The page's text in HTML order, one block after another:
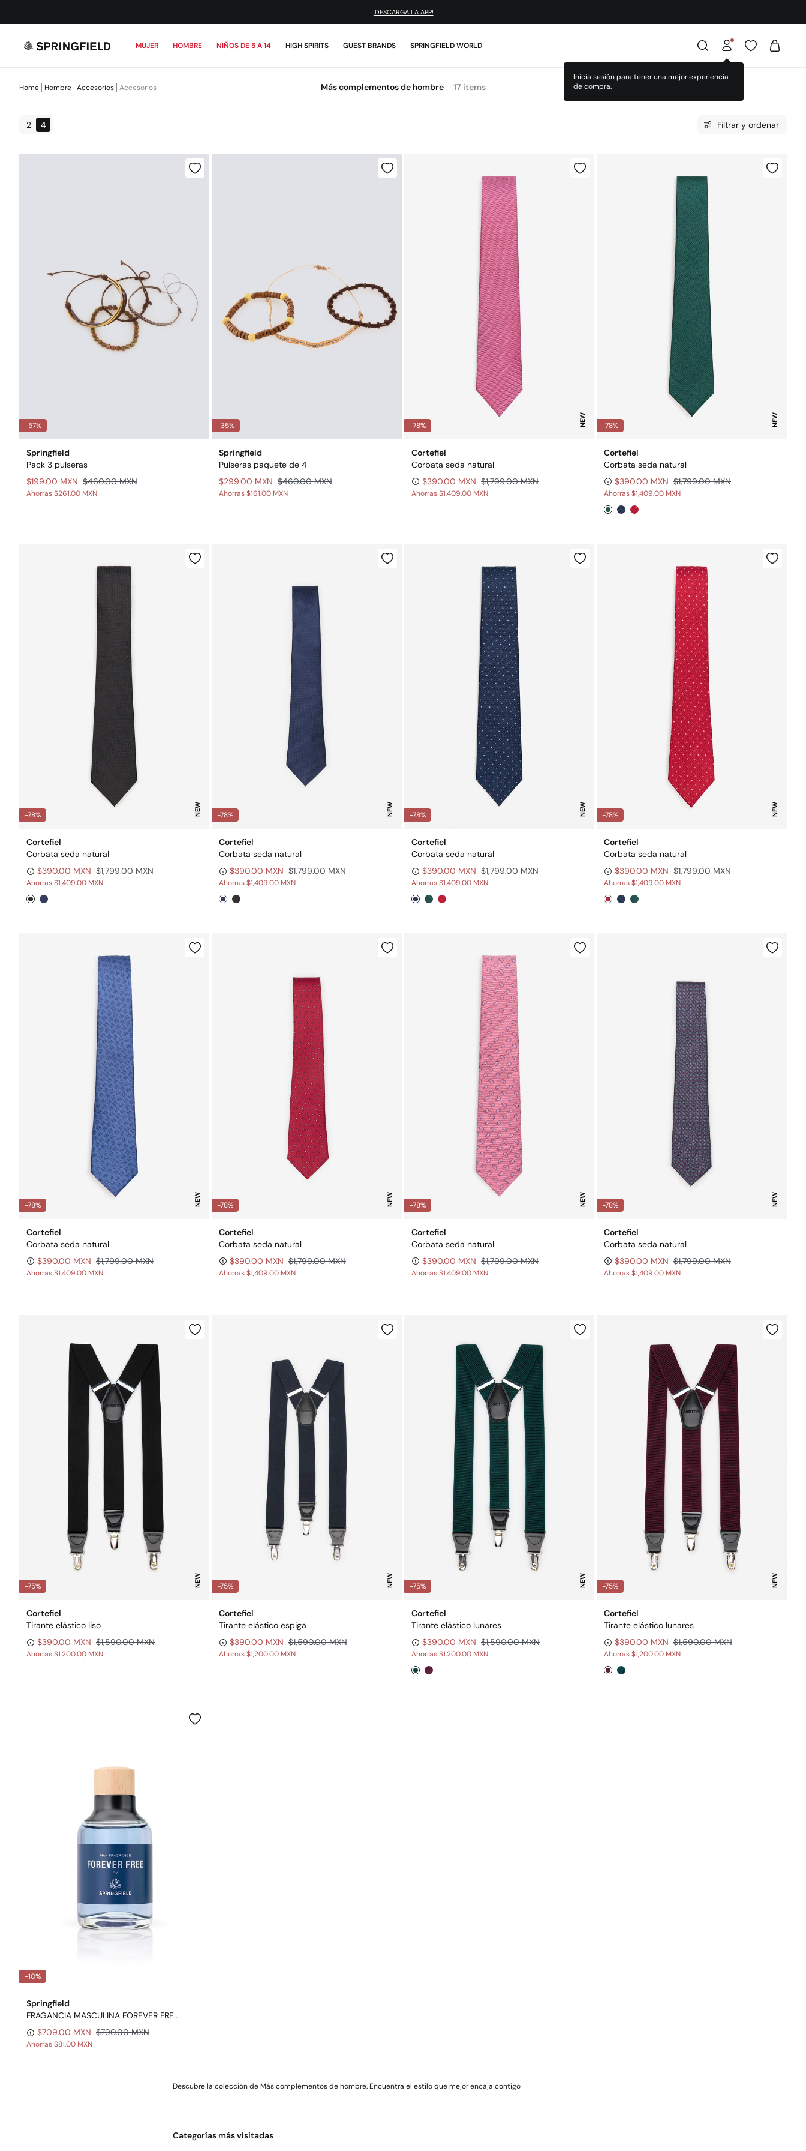
¡DESCARGA LA APP!
MUJER HOMBRE NIÑOS DE 5 A 14 HIGH SPIRITS GUEST BRANDS SPRINGFIELD WORLD
Home Hombre Accesorios Accesorios Más complementos de hombre 17 items
2 4 Filtrar y ordenar
-57%
Springfield
Pack 3 pulseras
$199.00 MXN $460.00 MXN
Ahorras$261.00 MXN
-35%
Springfield
Pulseras paquete de 4
$299.00 MXN $460.00 MXN
Ahorras$161.00 MXN
-78% NEW
Cortefiel
Corbata seda natural
$390.00 MXN $1,799.00 MXN
Ahorras$1,409.00 MXN
-78% NEW
Cortefiel
Corbata seda natural
$390.00 MXN $1,799.00 MXN
Ahorras$1,409.00 MXN
-78% NEW
Cortefiel
Corbata seda natural
$390.00 MXN $1,799.00 MXN
Ahorras$1,409.00 MXN
-78% NEW
Cortefiel
Corbata seda natural
$390.00 MXN $1,799.00 MXN
Ahorras$1,409.00 MXN
-78% NEW
Cortefiel
Corbata seda natural
$390.00 MXN $1,799.00 MXN
Ahorras$1,409.00 MXN
-78% NEW
Cortefiel
Corbata seda natural
$390.00 MXN $1,799.00 MXN
Ahorras$1,409.00 MXN
-78% NEW
Cortefiel
Corbata seda natural
$390.00 MXN $1,799.00 MXN
Ahorras$1,409.00 MXN
-78% NEW
Cortefiel
Corbata seda natural
$390.00 MXN $1,799.00 MXN
Ahorras$1,409.00 MXN
-78% NEW
Cortefiel
Corbata seda natural
$390.00 MXN $1,799.00 MXN
Ahorras$1,409.00 MXN
-78% NEW
Cortefiel
Corbata seda natural
$390.00 MXN $1,799.00 MXN
Ahorras$1,409.00 MXN
-75% NEW
Cortefiel
Tirante elástico liso
$390.00 MXN $1,590.00 MXN
Ahorras$1,200.00 MXN
-75% NEW
Cortefiel
Tirante elástico espiga
$390.00 MXN $1,590.00 MXN
Ahorras$1,200.00 MXN
-75% NEW
Cortefiel
Tirante elástico lunares
$390.00 MXN $1,590.00 MXN
Ahorras$1,200.00 MXN
-75% NEW
Cortefiel
Tirante elástico lunares
$390.00 MXN $1,590.00 MXN
Ahorras$1,200.00 MXN
-10%
Springfield
FRAGANCIA MASCULINA FOREVER FREE 100 ML
$709.00 MXN $790.00 MXN
Ahorras$81.00 MXN
Descubre la colección de Más complementos de hombre. Encuentra el estilo que mejor encaja contigo
Categorías más visitadas